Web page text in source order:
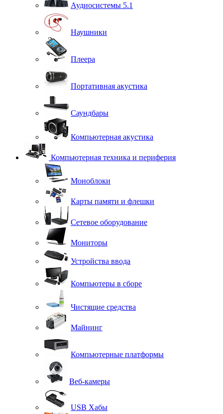
Аудиосистемы 5.1
Наушники
Плеера
Портативная акустика
Саундбары
Компьютерная акустика
Компьютерная техника и периферия
Моноблоки
Карты памяти и флешки
Сетевое оборудование
Мониторы
Устройства ввода
Компьютеры в сборе
Чистящие средства
Майнинг
Компьютерные платформы
Веб-камеры
USB Хабы